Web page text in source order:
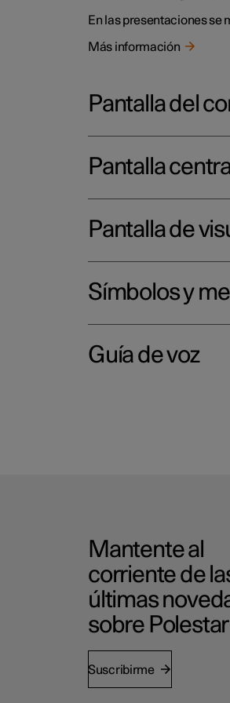
En las presentaciones se
Más información
Pantalla del
Pantalla
Pantalla de
Símbolos y
Guía de voz
Mantente al
corriente de
últimas
sobre Polestar
Suscribirme